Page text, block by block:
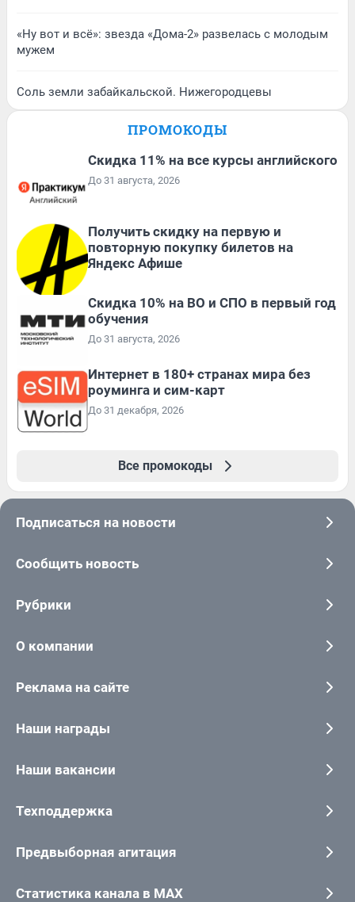
«Ну вот и всё»: звезда «Дома-2» развелась с молодым
мужем
Соль земли забайкальской. Нижегородцевы
ПРОМОКОДЫ
Скидка 11% на все курсы английского
До 31 августа, 2026
Получить скидку на первую и
повторную покупку билетов на
Яндекс Афише
Скидка 10% на ВО и СПО в первый год
обучения
До 31 августа, 2026
Интернет в 180+ странах мира без
роуминга и сим-карт
До 31 декабря, 2026
Все промокоды
Подписаться на новости
Сообщить новость
Рубрики
О компании
Реклама на сайте
Наши награды
Наши вакансии
Техподдержка
Предвыборная агитация
Статистика канала в MAX